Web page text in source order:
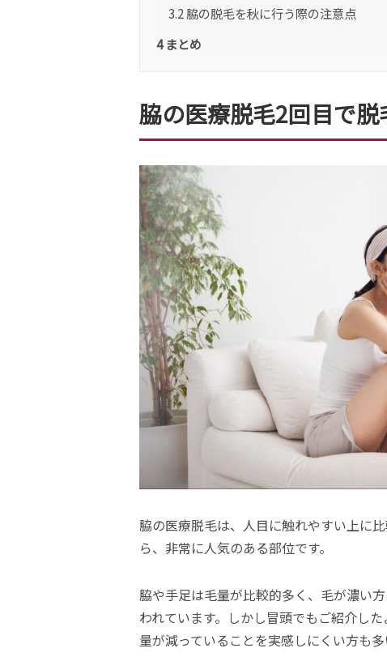
3.2脇の脱毛を秋に行う際の注意点
4まとめ
脇の医療脱毛2回目で
脇の医療脱毛は、人目に触れやすい上に
ら、非常に人気のある部位です。
脇や手足は毛量が比較的多く、毛が濃い
われています。しかし冒頭でもご紹介し
量が減っていることを実感しにくい方も多